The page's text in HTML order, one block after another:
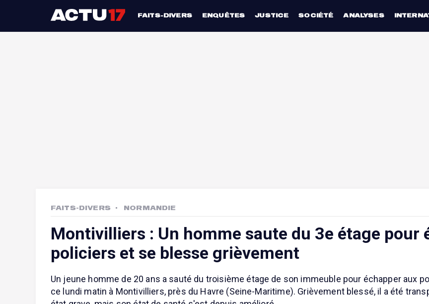
FAITS-DIVERS ENQUÊTES JUSTICE SOCIÉTÉ ANALYSES
FAITS-DIVERS NORMANDIE
Montivilliers : Un homme saute du 3e étage pour
policiers et se blesse grièvement
Un jeune homme de 20 ans a sauté du troisième étage de son immeuble pour échapper aux
ce lundi matin à Montivilliers, près du Havre (Seine-Maritime). Grièvement blessé, il a été